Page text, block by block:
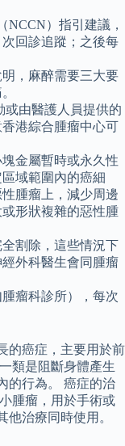
NCCN）指引建議，
回診追蹤；之後每
，麻醉需要三大要
或由醫護人員提供的
港綜合腫瘤中心可
金屬暫時或永久性
域範圍內的癌細
腫瘤上，減少周邊
形狀複雜的惡性腫
割除，這些情況下
外科醫生會同腫瘤
瘤科診所），每次
的癌症，主要用於前
類是阻斷身體產生
的行為。 癌症的治
腫瘤，用於手術或
治療同時使用。